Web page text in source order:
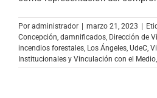
Por administrador marzo 21, 2023
Concepción, damnificados, Dirección de
incendios forestales, Los Ángeles, UdeC,
Institucionales y Vinculación con el Medio,